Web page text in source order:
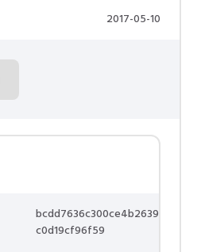
2017-05-10
bcdd7636c300ce4b2639
c0d19cf96f59